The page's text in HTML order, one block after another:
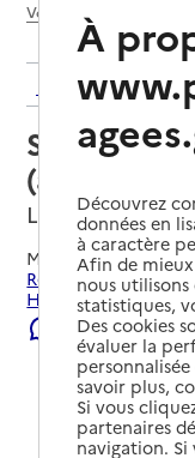
Voir le fil d’Ariane
Retour aux
Service
(aide) –
La Haye,
Mis à jour le23/07/
Rechercher les
Haye.
Signaler une
À
Découvrez
données en
à caractère
Afin de
nous utilisons
statistiques,
Des cookies
évaluer la
savoir plus,
Si vous
partenaires
navigation. Si